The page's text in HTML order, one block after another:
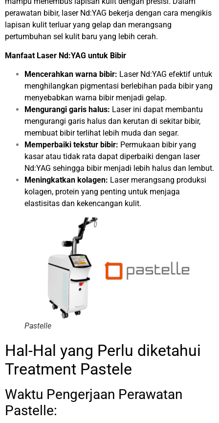
perawatan bibir, laser Nd:YAG bekerja dengan cara mengikis
lapisan kulit terluar yang gelap dan merangsang
pertumbuhan sel kulit baru yang lebih cerah.
Manfaat Laser Nd:YAG untuk Bibir
Mencerahkan warna bibir: Laser Nd:YAG efektif untuk
menghilangkan pigmentasi berlebihan pada bibir yang
menyebabkan warna bibir menjadi gelap.
Mengurangi garis halus: Laser ini dapat membantu
mengurangi garis halus dan kerutan di sekitar bibir,
membuat bibir terlihat lebih muda dan segar.
Memperbaiki tekstur bibir: Permukaan bibir yang
kasar atau tidak rata dapat diperbaiki dengan laser
Nd:YAG sehingga bibir menjadi lebih halus dan lembut.
Meningkatkan kolagen: Laser merangsang produksi
kolagen, protein yang penting untuk menjaga
elastisitas dan kekencangan kulit.
Pastelle
Hal-Hal yang Perlu diketahui
Treatment Pastele
Waktu Pengerjaan Perawatan
Pastelle: